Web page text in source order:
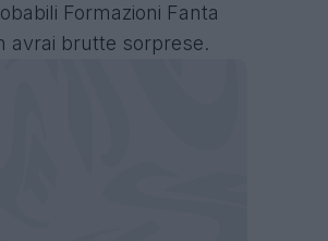
Formazioni Fanta
avrai brutte sorprese.